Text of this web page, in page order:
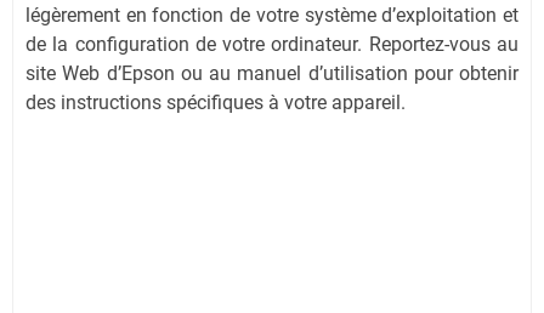
légèrement en fonction de votre système d’exploitation et
de la configuration de votre ordinateur. Reportez-vous au
site Web d’Epson ou au manuel d’utilisation pour obtenir
des instructions spécifiques à votre appareil.